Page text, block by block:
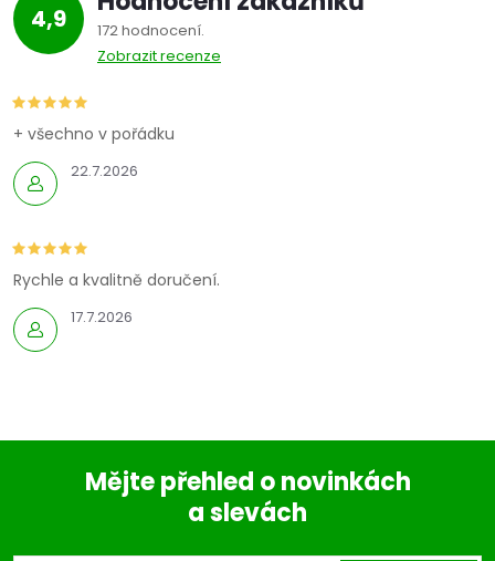
4,9
172 hodnocení
Zobrazit recenze
22.7.2026
+ všechno v pořádku
17.7.2026
Rychle a kvalitně doručení.
Mějte přehled o novinkách
a slevách